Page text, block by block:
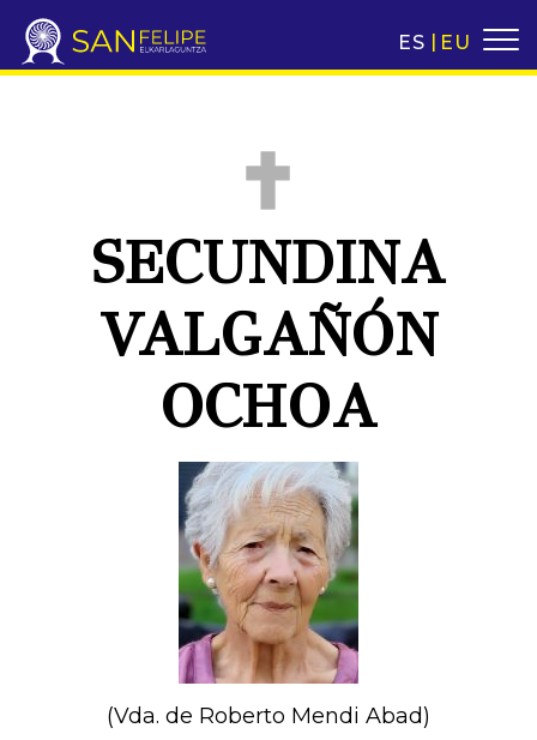
ES EU
SECUNDINA
VALGAÑÓN
OCHOA
(Vda. de Roberto Mendi Abad)